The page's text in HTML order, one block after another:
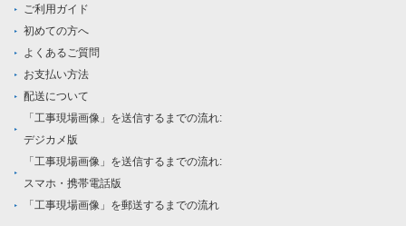
ご利用ガイド
初めての方へ
よくあるご質問
お支払い方法
配送について
「工事現場画像」を送信するまでの流れ:
デジカメ版
「工事現場画像」を送信するまでの流れ:
スマホ・携帯電話版
「工事現場画像」を郵送するまでの流れ